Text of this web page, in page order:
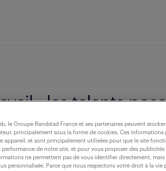
: les talents
le Groupe Randstad France et ses partenaires peuvent
principalement sous la forme de cookies. Ces informations
appareil, et sont principalement utilisées pour que le site
performance de notre site, et pour vous proposer des publicités
ne permettent pas de vous identifier directement,
personnalisée. Parce que nous respectons votre droit à la vie